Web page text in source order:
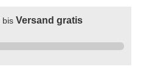
bis Versand gratis